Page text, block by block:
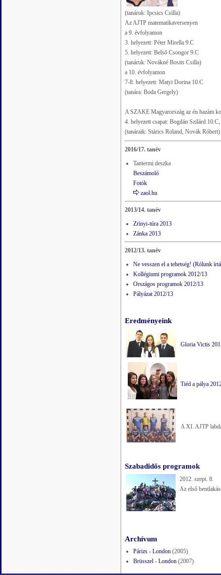
(tanáruk: Ipcsics Csilla)
Az AJTP matematikaversenyen
a 9. évfolyamon
3. helyezett: Péter Mirella 9.C
5. helyezett: Belső Csongor 9.C
(tanáruk: Novákné Bosits Csilla)
a 10. évfolyamon
7-8. helyezett: Matyi Dorina 10.C
(tanára: Boda Gergely)
A SZAKE Magyarország az én hazám
4. helyezett csapat: Bogdán Szilárd
(tanáraik: Stárics Roland, Novák Róbert)
2016/17. tanév
Tantermi deszka
Beszámoló
Fotók
zaol.hu
2013/14. tanév
Zrínyi-túra 2013
Zánka 2013
2012/13. tanév
Ne vesszen el a tehetség! (Rólunk
Kollégiumi programok 2012/13
Országos programok 2012/13
Pályázat 2012/13
Eredményeink
Gloria Victis
Tiéd a pálya
A XI. AJTP
Szabadidős programok
2012. szept. 8.
Az első
Archívum
Párizs - London (2005)
Brüsszel - London (2007)